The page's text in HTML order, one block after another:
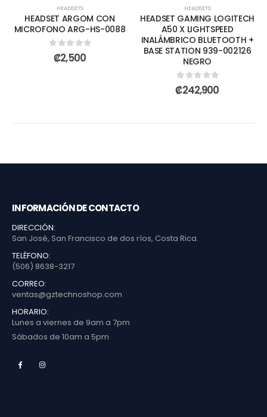
HEADSETS
HEADSET ARGOM CON
MICROFONO ARG-HS-0088
out of 5
₡2,500
HEADSETS
HEADSET GAMING LOGITECH
A50 X LIGHTSPEED
INALÁMBRICO BLUETOOTH +
BASE STATION 939-002126
NEGRO
0out of 5
₡242,900
INFORMACIÓN DE CONTACTO
DIRECCIÓN:
San José, San Francisco de dos ríos, Costa Rica.
TELÉFONO:
(506) 8638-3217
CORREO:
ventas@gztechnoshop.com
HORARIO:
Lunes a viernes de 9am a 7pm
Sábados de 10am a 5pm